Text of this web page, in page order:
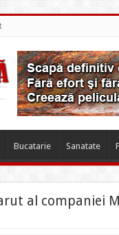
Bucatarie Sanatate
al companiei